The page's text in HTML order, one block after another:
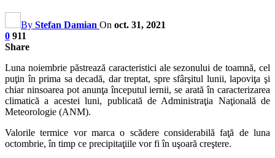
By Stefan Damian On oct. 31, 2021
0 911
Share
Luna noiembrie păstrează caracteristici ale sezonului de toamnă, cel
puţin în prima sa decadă, dar treptat, spre sfârşitul lunii, lapoviţa şi
chiar ninsoarea pot anunţa începutul iernii, se arată în caracterizarea
climatică a acestei luni, publicată de Administraţia Naţională de
Meteorologie (ANM).
Valorile termice vor marca o scădere considerabilă faţă de luna
octombrie, în timp ce precipitaţiile vor fi în uşoară creştere.